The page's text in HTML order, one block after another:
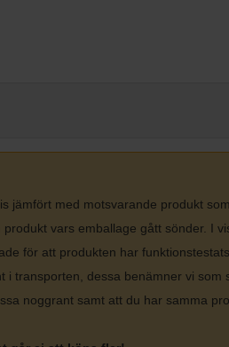
jämfört med motsvarande produkt
vars emballage gått sönder. I
för att produkten har funktionstestats.
transporten, dessa benämner vi som
noggrant samt att du har samma